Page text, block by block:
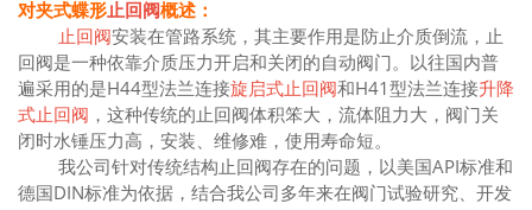
对夹式蝶形止回阀概述：
止回阀安装在管路系统，其主要作用是防止介质倒流，止
回阀是一种依靠介质压力开启和关闭的自动阀门。以往国内普
遍采用的是H44型法兰连接旋启式止回阀和H41型法兰连接升降
式止回阀 ，这种传统的止回阀体积笨大，流体阻力大，阀门关
闭时水锤压力高，安装、维修难，使用寿命短。
我公司针对传统结构止回阀存在的问题，以美国API标准和
德国DIN标准为依据，结合我公司多年来在阀门试验研究、开发